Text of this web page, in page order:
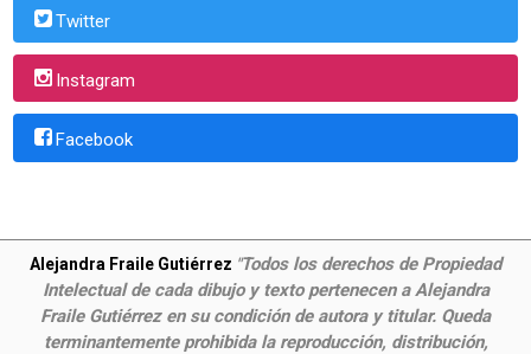
Twitter
Instagram
Facebook
Alejandra Fraile Gutiérrez "Todos los derechos de Propiedad
Intelectual de cada dibujo y texto pertenecen a Alejandra
Fraile Gutiérrez en su condición de autora y titular. Queda
terminantemente prohibida la reproducción, distribución,